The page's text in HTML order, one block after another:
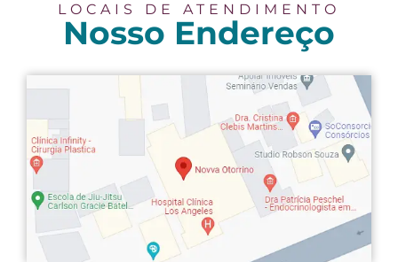
LOCAIS DE ATENDIMENTO
Nosso Endereço